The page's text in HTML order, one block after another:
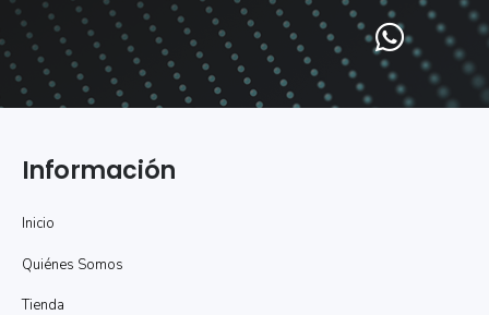
Información
Inicio
Quiénes Somos
Tienda